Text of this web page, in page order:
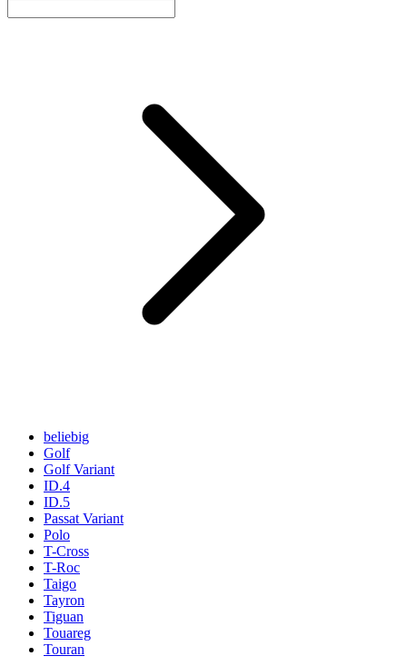
beliebig
Golf
Golf Variant
ID.4
ID.5
Passat Variant
Polo
T-Cross
T-Roc
Taigo
Tayron
Tiguan
Touareg
Touran